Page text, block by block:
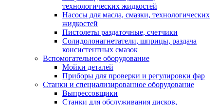
технологических жидкостей
Насосы для масла, смазки, технологических
жидкостей
Пистолеты раздаточные, счетчики
Солидолонагнетатели, шприцы, раздача
консистентных смазок
Вспомогательное оборудование
Мойки деталей
Приборы для проверки и регулировки фар
Станки и специализированное оборудование
Выпрессовщики
Станки для обслуживания дисков,